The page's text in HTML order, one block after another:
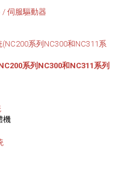
系列NC300和NC311系列
機